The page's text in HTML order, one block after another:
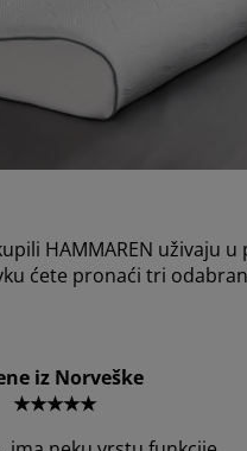
HAMMAREN uživaju
ćete pronaći tri
iz Norveške
★★★★★